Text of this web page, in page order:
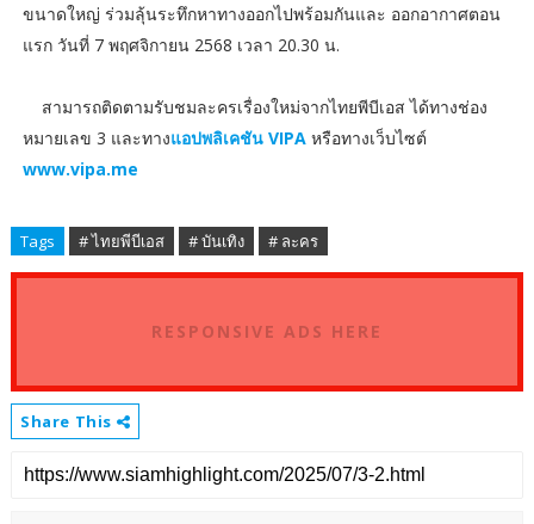
ขนาดใหญ่ ร่วมลุ้นระทึกหาทางออกไปพร้อมกันและ ออกอากาศตอน
แรก วันที่ 7 พฤศจิกายน 2568 เวลา 20.30 น.
สามารถติดตามรับชมละครเรื่องใหม่จากไทยพีบีเอส ได้ทางช่อง
หมายเลข 3 และทางแอปพลิเคชัน VIPAหรือทางเว็บไซต์
www.vipa.me
Tags # ไทยพีบีเอส # บันเทิง # ละคร
RESPONSIVE ADS HERE
Share This